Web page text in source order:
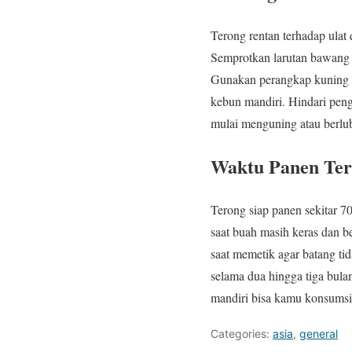
Terong rentan terhadap
Semprotkan larutan
Gunakan perangkap
kebun mandiri. Hindari
mulai menguning atau
Waktu Panen
Terong siap panen sekitar
saat buah masih keras dan
saat memetik agar batang
selama dua hingga tiga
mandiri bisa kamu
Categories: asia, general